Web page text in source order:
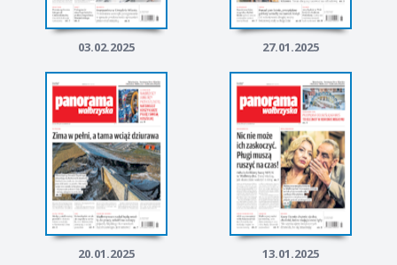
03.02.2025 27.01.2025
20.01.2025 13.01.2025